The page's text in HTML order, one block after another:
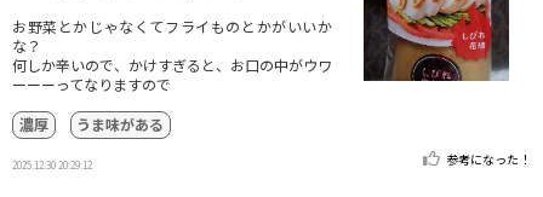
お野菜とかじゃなくてフライものとかがいいか
な？
何しか辛いので、かけすぎると、お口の中がウワ
ーーーってなりますので
濃厚
うま味がある
2025.12.30 20:29:12 参考になった！